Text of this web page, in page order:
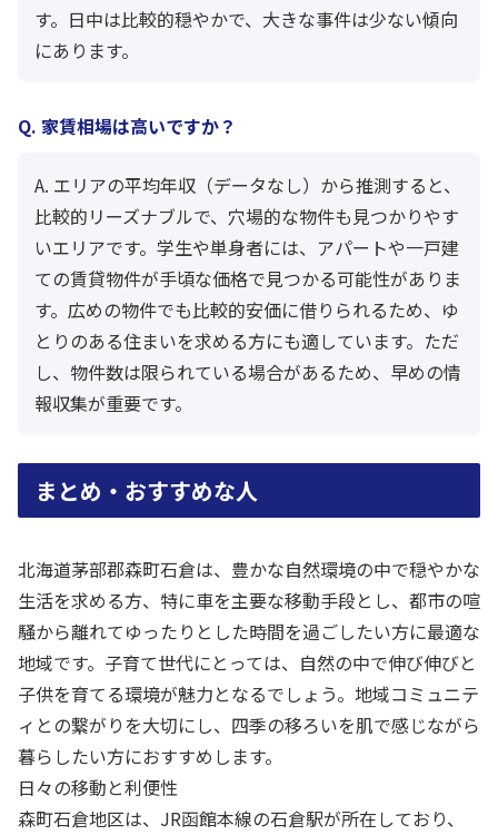
す。日中は比較的穏やかで、大きな事件は少ない傾向
にあります。
Q. 家賃相場は高いですか？
A. エリアの平均年収（データなし）から推測すると、
比較的リーズナブルで、穴場的な物件も見つかりやす
いエリアです。学生や単身者には、アパートや一戸建
ての賃貸物件が手頃な価格で見つかる可能性がありま
す。広めの物件でも比較的安価に借りられるため、ゆ
とりのある住まいを求める方にも適しています。ただ
し、物件数は限られている場合があるため、早めの情
報収集が重要です。
まとめ・おすすめな人
北海道茅部郡森町石倉は、豊かな自然環境の中で穏やかな
生活を求める方、特に車を主要な移動手段とし、都市の喧
騒から離れてゆったりとした時間を過ごしたい方に最適な
地域です。子育て世代にとっては、自然の中で伸び伸びと
子供を育てる環境が魅力となるでしょう。地域コミュニテ
ィとの繋がりを大切にし、四季の移ろいを肌で感じながら
暮らしたい方におすすめします。
日々の移動と利便性
森町石倉地区は、JR函館本線の石倉駅が所在しており、